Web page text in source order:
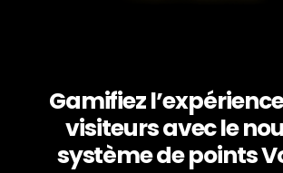
Gamifiez
visiteurs avec le
système de points